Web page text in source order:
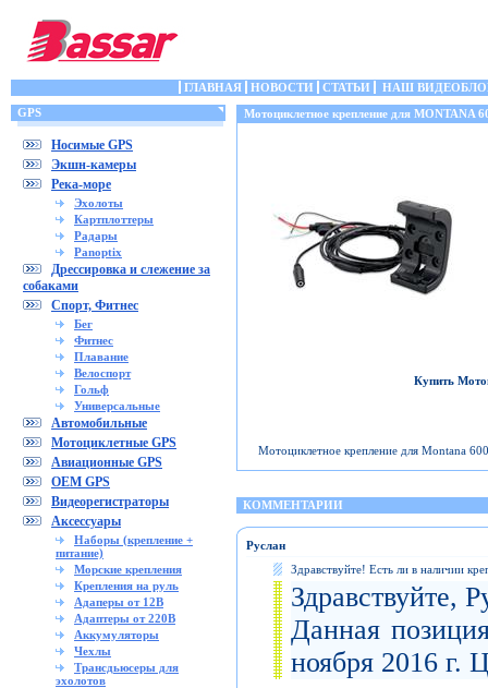
ГЛАВНАЯ НОВОСТИ СТАТЬИ
НАШ
GPS
Носимые GPS
Экшн-камеры
Река-море
Эхолоты
Картплоттеры
Радары
Panoptix
Дрессировка и слежение за
собаками
Спорт, Фитнес
Бег
Фитнес
Плавание
Велоспорт
Гольф
Универсальные
Автомобильные
Мотоциклетные GPS
Авиационные GPS
OEM GPS
Видеорегистраторы
Аксессуары
Наборы (крепление +
питание)
Морские крепления
Крепления на руль
Адаперы от 12В
Адаптеры от 220В
Аккумуляторы
Чехлы
Трансдьюсеры для
эхолотов
Мотоциклетное крепление для MONTANA
Купить
Мотоциклетное крепление для Montana
КОММЕНТАРИИ
Руслан
Здравствуйте! Есть ли в наличии
Здравствуйте,
Данная
ноября 2016 г.